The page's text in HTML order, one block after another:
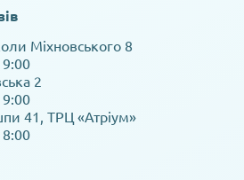
Міхновського 8
2
41, ТРЦ «Атріум»